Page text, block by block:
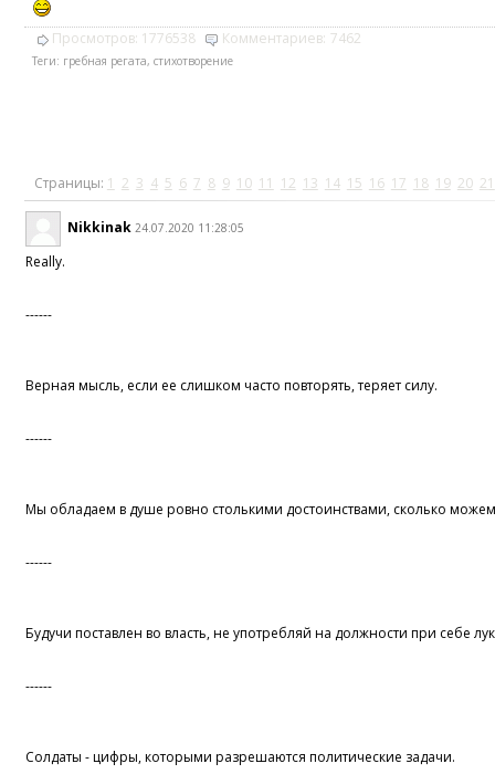
Просмотров: 1776538 Комментариев: 7462
Теги: гребная регата, стихотворение
Страницы: 1 2 3 4 5 6 7 8 9 10 11 12 13 14 15 16 17 18 19 20 21
Nikkinak 24.07.2020 11:28:05
Really.
------
Верная мысль, если ее слишком часто повторять, теряет силу.
------
Мы обладаем в душе ровно столькими достоинствами, сколько можем
------
Будучи поставлен во власть, не употребляй на должности при себе
------
Солдаты - цифры, которыми разрешаются политические задачи.